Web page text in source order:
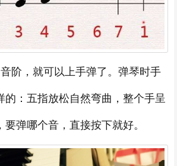
阶，就可以上手弹了。弹琴时手
的：五指放松自然弯曲，整个手呈
弹哪个音，直接按下就好。